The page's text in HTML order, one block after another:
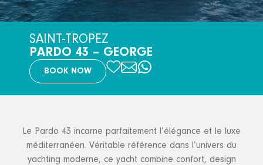
SAINT-TROPEZ
PARDO 43 – GEORGE
BOOK NOW
Le Pardo 43 incarne parfaitement l’élégance et le luxe
méditerranéen. Véritable référence dans l’univers du
yachting moderne, ce yacht combine confort, design